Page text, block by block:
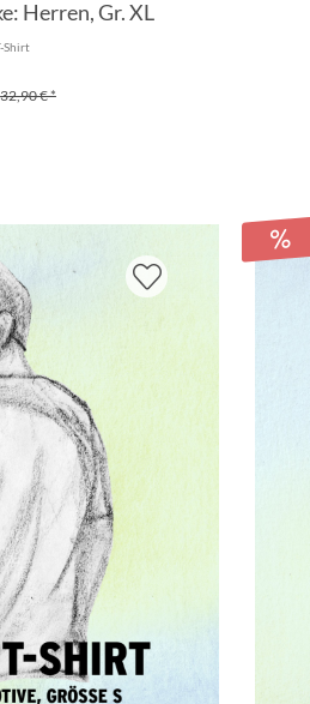
Herren, Gr. XL
Shirt
32,90 € *